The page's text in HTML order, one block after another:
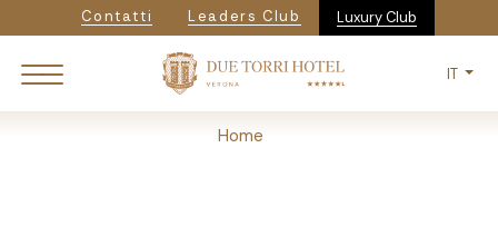
al
contenuto
Navigazione secondaria
Contatti Leaders Club Luxury Club
IT
BreadcrumbHome